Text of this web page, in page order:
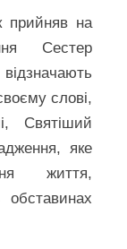
прийняв на
Сестер
слові,
Святіший
яке
життя,